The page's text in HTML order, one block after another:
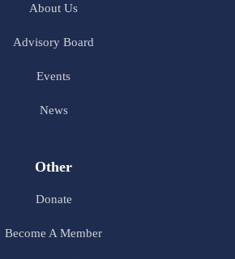
About Us
Advisory Board
Events
News
Other
Donate
Become A Member